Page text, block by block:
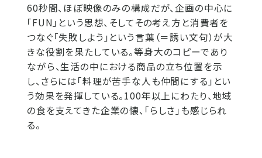
60秒間、ほぼ映像のみの構成だが、企画の中心に
「FUN」という思想、そしてその考え方と消費者を
つなぐ「失敗しよう」という言葉（＝誘い文句）が大
きな役割を果たしている。等身大のコピーであり
ながら、生活の中における商品の立ち位置を示
し、さらには「料理が苦手な人も仲間にする」とい
う効果を発揮している。100年以上にわたり、地域
の食を支えてきた企業の懐、「らしさ」も感じられ
る。